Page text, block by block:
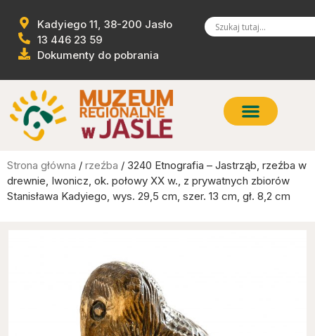
Kadyiego 11, 38-200 Jasło
13 446 23 59
Dokumenty do pobrania
Strona główna / rzeźba / 3240 Etnografia – Jastrząb, rzeźba w
drewnie, Iwonicz, ok. połowy XX w., z prywatnych zbiorów
Stanisława Kadyiego, wys. 29,5 cm, szer. 13 cm, gł. 8,2 cm